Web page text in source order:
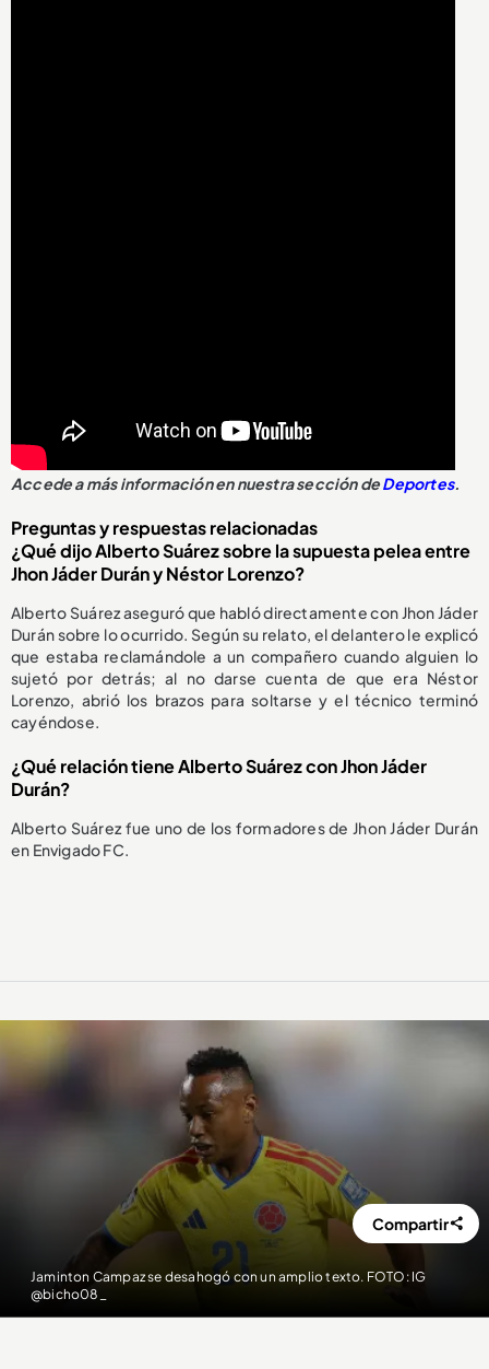
Accede a más información en nuestra sección deDeportes.
Preguntas y respuestas relacionadas
¿Qué dijo Alberto Suárez sobre la supuesta pelea entre
Jhon Jáder Durán y Néstor Lorenzo?
Alberto Suárez aseguró que habló directamente con Jhon Jáder
Durán sobre lo ocurrido. Según su relato, el delantero le explicó
que estaba reclamándole a un compañero cuando alguien lo
sujetó por detrás; al no darse cuenta de que era Néstor
Lorenzo, abrió los brazos para soltarse y el técnico terminó
cayéndose.
¿Qué relación tiene Alberto Suárez con Jhon Jáder
Durán?
Alberto Suárez fue uno de los formadores de Jhon Jáder Durán
en Envigado FC.
Jaminton Campaz se desahogó con un amplio texto. FOTO: IG
@bicho08_
Compartir